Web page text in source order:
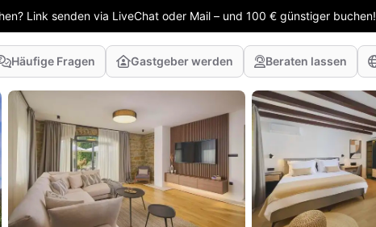
Link senden via LiveChat oder Mail – und 100 € günstiger buchen!
Häufige Fragen Gastgeber werden Beraten lassen